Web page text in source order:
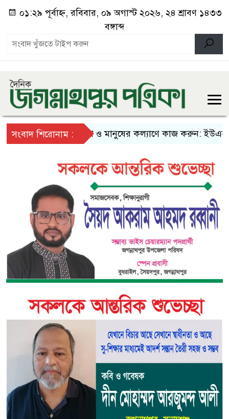
০১:২৯ পূর্বাহ্ন, রবিবার, ০৯ অগাস্ট ২০২৬, ২৪ শ্রাবণ ১৪৩৩
বঙ্গাব্দ
সংবাদ শিরোনাম :দেশ ও মানুষের কল্যাণে কাজ করুন: ইউএনওদের